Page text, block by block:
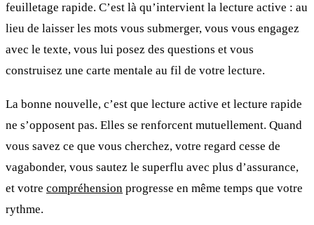
feuilletage rapide. C’est là qu’intervient la lecture active : au
lieu de laisser les mots vous submerger, vous vous engagez
avec le texte, vous lui posez des questions et vous
construisez une carte mentale au fil de votre lecture.
La bonne nouvelle, c’est que lecture active et lecture rapide
ne s’opposent pas. Elles se renforcent mutuellement. Quand
vous savez ce que vous cherchez, votre regard cesse de
vagabonder, vous sautez le superflu avec plus d’assurance,
et votre compréhension progresse en même temps que votre
rythme.